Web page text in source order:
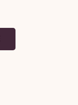
до
грн